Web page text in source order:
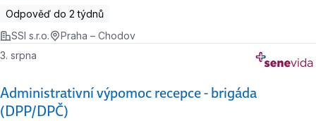
Odpověď do 2 týdnů
SSI s.r.o.
Praha – Chodov
Administrativní výpomoc recepce - brigáda
(DPP/DPČ)
3. srpna